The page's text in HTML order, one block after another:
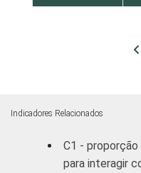
Indicadores Relacionados
C1 -
para interagir